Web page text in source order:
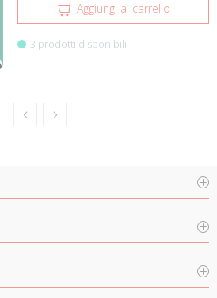
Aggiungi al carrello
3 prodotti disponibili